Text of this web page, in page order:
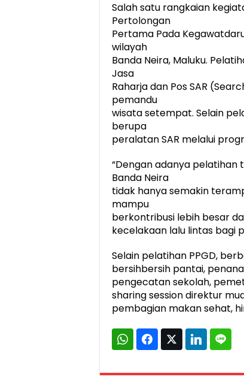
Salah satu rangkaian
Pertolongan
Pertama Pada
wilayah
Banda Neira, Maluku.
Jasa
Raharja dan Pos SAR
pemandu
wisata setempat. Selain
berupa
peralatan SAR melalui
“Dengan adanya
Banda Neira
tidak hanya semakin
mampu
berkontribusi lebih besar
kecelakaan lalu lintas bagi
Selain pelatihan PPGD,
bersihbersih pantai,
pengecatan sekolah,
sharing session direktur
pembagian makan sehat,